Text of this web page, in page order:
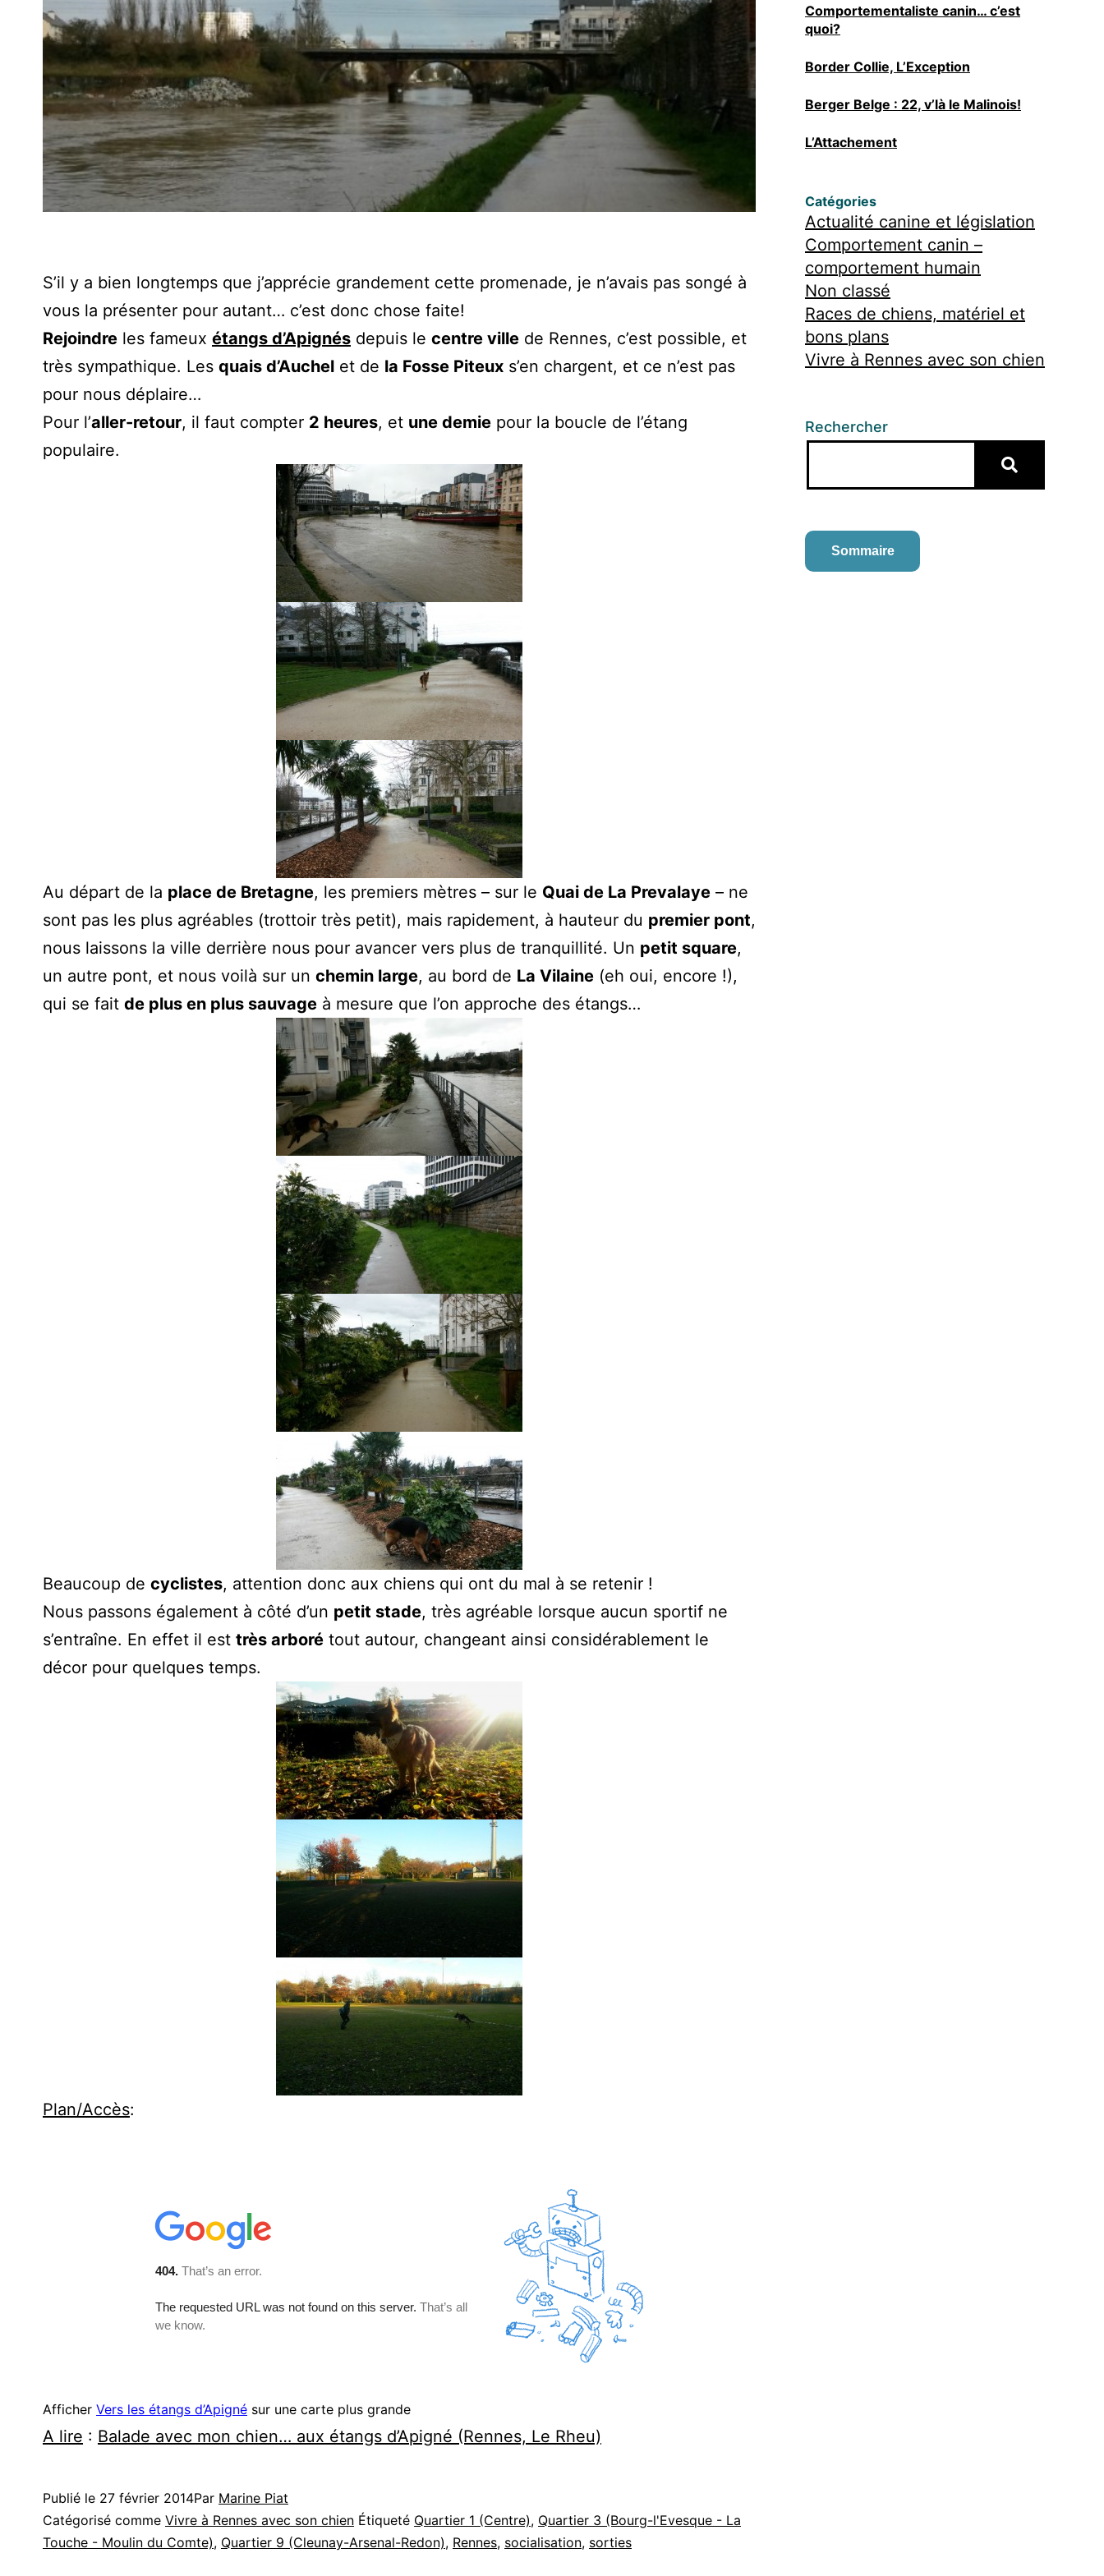
S’il y a bien longtemps que j’apprécie grandement cette promenade, je n’avais pas songé à
vous la présenter pour autant… c’est donc chose faite!
Rejoindre les fameux étangs d’Apignés depuis le centre ville de Rennes, c’est possible, et
très sympathique. Les quais d’Auchel et de la Fosse Piteux s’en chargent, et ce n’est pas
pour nous déplaire…
Pour l’aller-retour, il faut compter 2 heures, et une demie pour la boucle de l’étang
populaire.
Au départ de la place de Bretagne, les premiers mètres – sur le Quai de La Prevalaye – ne
sont pas les plus agréables (trottoir très petit), mais rapidement, à hauteur du premier pont,
nous laissons la ville derrière nous pour avancer vers plus de tranquillité. Un petit square,
un autre pont, et nous voilà sur un chemin large, au bord de La Vilaine (eh oui, encore !),
qui se fait de plus en plus sauvage à mesure que l’on approche des étangs…
Beaucoup de cyclistes, attention donc aux chiens qui ont du mal à se retenir !
Nous passons également à côté d’un petit stade, très agréable lorsque aucun sportif ne
s’entraîne. En effet il est très arboré tout autour, changeant ainsi considérablement le
décor pour quelques temps.
Plan/Accès:
Afficher Vers les étangs d’Apigné sur une carte plus grande
A lire : Balade avec mon chien… aux étangs d’Apigné (Rennes, Le Rheu)
Publié le 27 février 2014Par Marine Piat
Catégorisé comme Vivre à Rennes avec son chien Étiqueté Quartier 1 (Centre), Quartier 3 (Bourg-l'Evesque - La
Touche - Moulin du Comte), Quartier 9 (Cleunay-Arsenal-Redon), Rennes, socialisation, sorties
Comportementaliste canin… c’est
quoi?
Border Collie, L’Exception
Berger Belge : 22, v’là le Malinois!
L’Attachement
Catégories
Actualité canine et législation
Comportement canin –
comportement humain
Non classé
Races de chiens, matériel et
bons plans
Vivre à Rennes avec son chien
Rechercher
Sommaire